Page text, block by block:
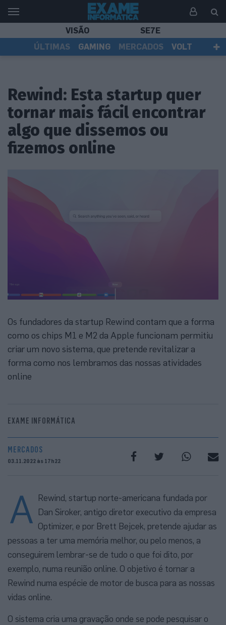
VISÃO
SE7E
ÚLTIMAS
GAMING MERCADOS
VOLT
Rewind: Esta startup quer
tornar mais fácil encontrar
algo que dissemos ou
fizemos online
Os fundadores da startup Rewind contam que a forma
como os chips M1 e M2 da Apple funcionam permitiu
criar um novo sistema, que pretende revitalizar a
forma como nos lembramos das nossas atividades
online
EXAME INFORMÁTICA
MERCADOS
03.11.2022 às 17h22
A Rewind, startup norte-americana fundada por
Dan Siroker, antigo diretor executivo da empresa
Optimizer, e por Brett Bejcek, pretende ajudar as
pessoas a ter uma memória melhor, ou pelo menos, a
conseguirem lembrar-se de tudo o que foi dito, por
exemplo, numa reunião online. O objetivo é tornar a
Rewind numa espécie de motor de busca para as nossas
vidas online.
O sistema cria uma gravação onde se pode pesquisar o